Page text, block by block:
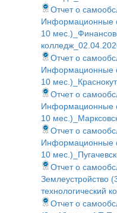
Отчет о
Информационные
10
Отчет о
Информационные
10
Отчет о
Информационные
10
Отчет о
Информационные
10
Отчет о
Землеустройство
технологический
Отчет о